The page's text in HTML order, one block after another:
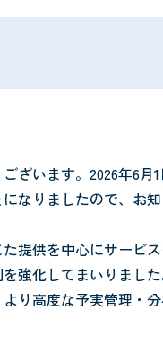
ざいます。2026年6
なりましたので、お知
提供を中心にサービ
強化してまいりました
り高度な予実管理・